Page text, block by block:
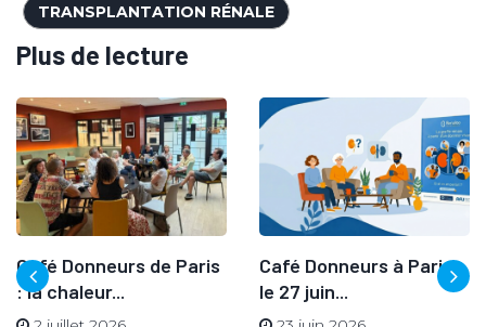
TRANSPLANTATION RÉNALE
Plus de lecture
Café Donneurs de Paris
: la chaleur...
Café Donneurs à Paris
le 27 juin...